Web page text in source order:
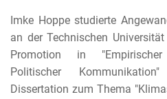
Imke Hoppe studierte
an der Technischen
Promotion in
Politischer
Dissertation zum Thema